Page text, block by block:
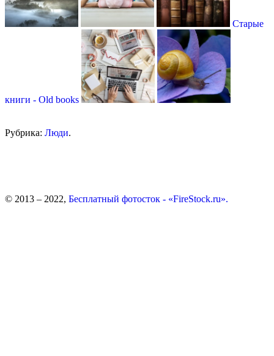
Старые
книги - Оld books
Рубрика: Люди.
© 2013 – 2022, Бесплатный фотосток - «FireStock.ru».